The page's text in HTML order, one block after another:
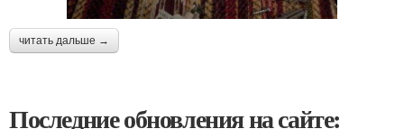
читать дальше →
Последние обновления на сайте: